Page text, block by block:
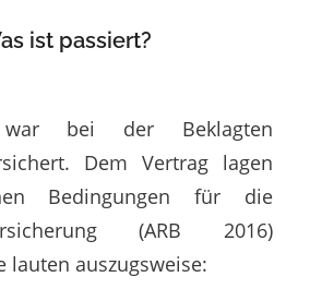
ist passiert?
bei der Beklagten
Dem Vertrag lagen
Bedingungen für die
(ARB 2016)
lauten auszugsweise: